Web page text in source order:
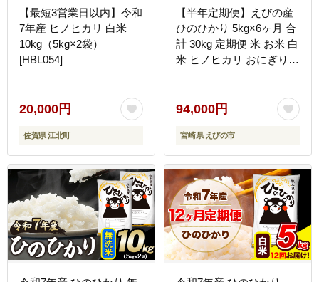
【最短3営業日以内】令和
7年産 ヒノヒカリ 白米
10kg（5kg×2袋）
[HBL054]
20,000円
佐賀県 江北町
【半年定期便】えびの産
ひのひかり 5kg×6ヶ月 合
計 30kg 定期便 米 お米 白
米 ヒノヒカリ おにぎり
無料
94,000円
宮崎県 えびの市